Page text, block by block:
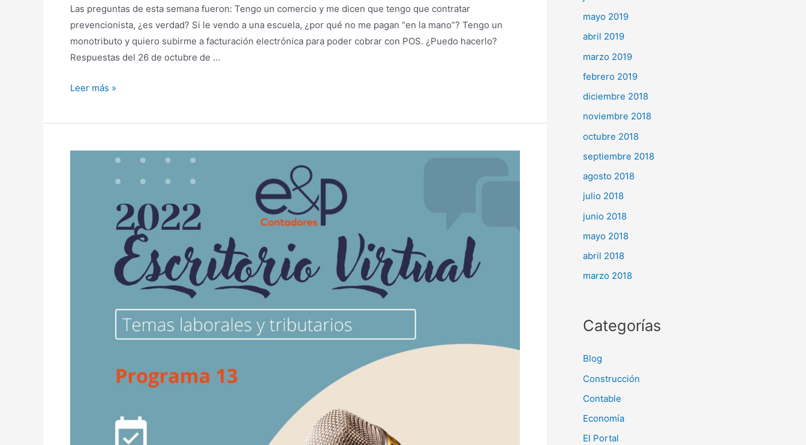
Las preguntas de esta semana fueron: Tengo un comercio y me dicen que tengo que contratar
prevencionista, ¿es verdad? Si le vendo a una escuela, ¿por qué no me pagan “en la mano”? Tengo un
monotributo y quiero subirme a facturación electrónica para poder cobrar con POS. ¿Puedo hacerlo?
Respuestas del 26 de octubre de …
Escritorio
33
Leer más »
mayo 2019
abril 2019
marzo 2019
febrero 2019
diciembre 2018
noviembre 2018
octubre 2018
septiembre 2018
agosto 2018
julio 2018
junio 2018
mayo 2018
abril 2018
marzo 2018
Categorías
Blog
Construcción
Contable
Economía
El Portal